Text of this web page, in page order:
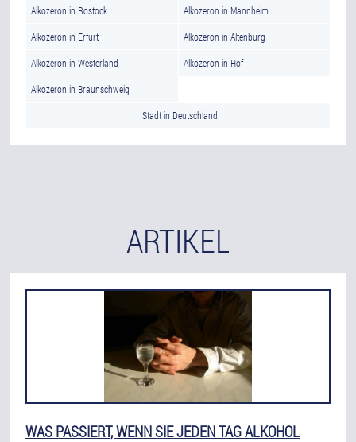
Alkozeron in Rostock Alkozeron in Mannheim
Alkozeron in Erfurt Alkozeron in Altenburg
Alkozeron in Westerland Alkozeron in Hof
Alkozeron in Braunschweig
Stadt in Deutschland
ARTIKEL
WAS PASSIERT, WENN SIE JEDEN TAG ALKOHOL